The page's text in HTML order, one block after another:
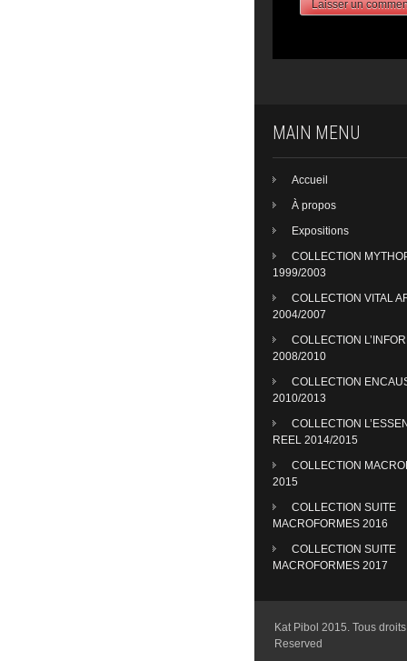
MAIN MENU
Accueil
À propos
Expositions
COLLECTION
1999/2003
COLLECTION VITAL
2004/2007
COLLECTION
2008/2010
COLLECTION
2010/2013
COLLECTION
REEL 2014/2015
COLLECTION
2015
COLLECTION SUITE
MACROFORMES 2016
COLLECTION SUITE
MACROFORMES 2017
Kat Pibol 2015. Tous
Reserved